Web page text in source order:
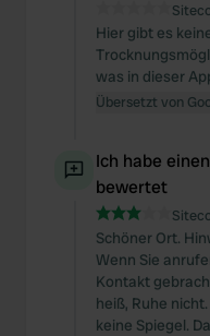
Hier gibt es
was in dieser
Übersetzt von
Ich habe
bewertet
Schöner Ort.
Wenn Sie
Kontakt
heiß, Ruhe
keine Spiegel.